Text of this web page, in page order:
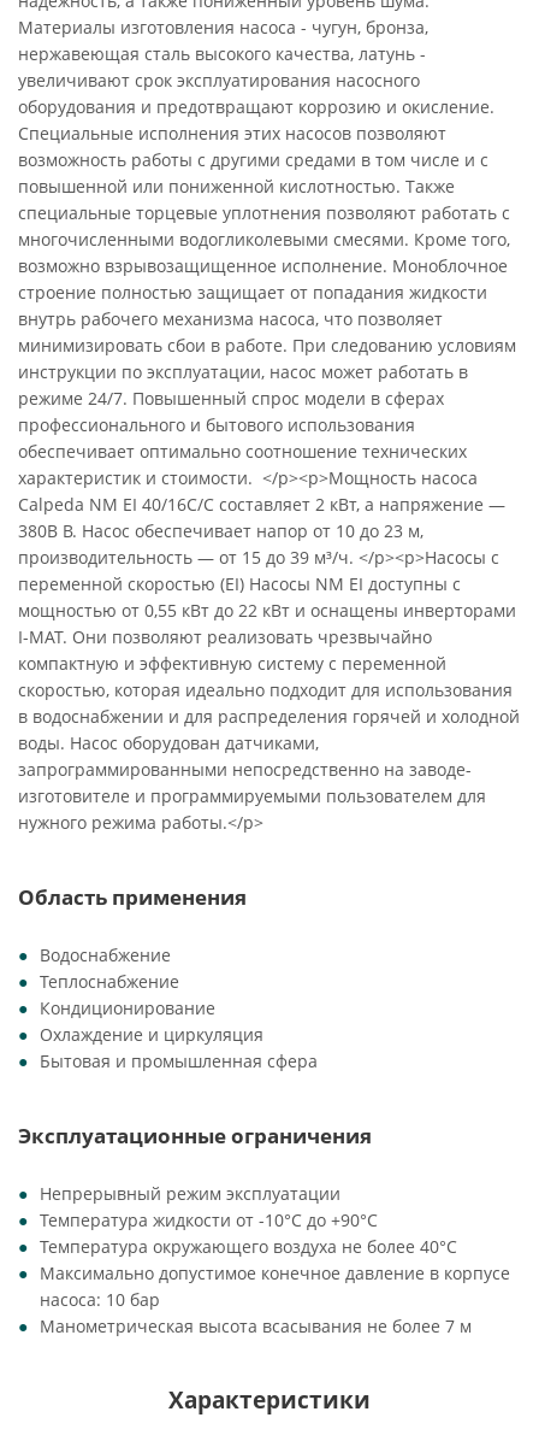
Материалы изготовления насоса - чугун, бронза,
нержавеющая сталь высокого качества, латунь -
увеличивают срок эксплуатирования насосного
оборудования и предотвращают коррозию и окисление.
Специальные исполнения этих насосов позволяют
возможность работы с другими средами в том числе и с
повышенной или пониженной кислотностью. Также
специальные торцевые уплотнения позволяют работать с
многочисленными водогликолевыми смесями. Кроме того,
возможно взрывозащищенное исполнение. Моноблочное
строение полностью защищает от попадания жидкости
внутрь рабочего механизма насоса, что позволяет
минимизировать сбои в работе. При следованию условиям
инструкции по эксплуатации, насос может работать в
режиме 24/7. Повышенный спрос модели в сферах
профессионального и бытового использования
обеспечивает оптимально соотношение технических
характеристик и стоимости. </p><p>Мощность насоса
Calpeda NM EI 40/16C/C составляет 2 кВт, а напряжение —
380В В. Насос обеспечивает напор от 10 до 23 м,
производительность — от 15 до 39 м³/ч. </p><p>Насосы с
переменной скоростью (EI) Насосы NM EI доступны с
мощностью от 0,55 кВт до 22 кВт и оснащены инверторами
I-MAT. Они позволяют реализовать чрезвычайно
компактную и эффективную систему с переменной
скоростью, которая идеально подходит для использования
в водоснабжении и для распределения горячей и холодной
воды. Насос оборудован датчиками,
запрограммированными непосредственно на заводе-
изготовителе и программируемыми пользователем для
нужного режима работы.</p>
Область применения
Водоснабжение
Теплоснабжение
Кондиционирование
Охлаждение и циркуляция
Бытовая и промышленная сфера
Эксплуатационные ограничения
Непрерывный режим эксплуатации
Температура жидкости от -10°C до +90°C
Температура окружающего воздуха не более 40°C
Максимально допустимое конечное давление в корпусе
насоса: 10 бар
Манометрическая высота всасывания не более 7 м
Характеристики